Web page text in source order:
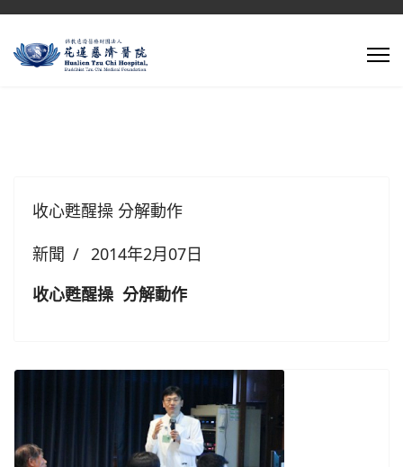
收心甦醒操 分解動作
新聞
2014年2月07日
收心甦醒操 分解動作